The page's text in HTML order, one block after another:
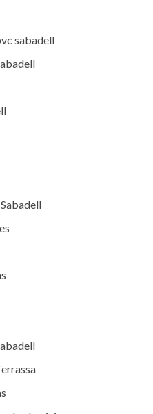
sabadell